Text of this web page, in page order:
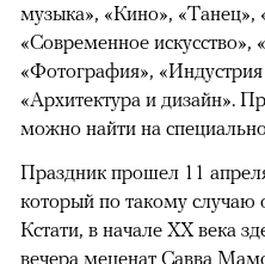
музыка», «Кино», «Танец»,
«Современное искусство»,
«Фотография»,
«Архитектура и дизайн».
можно найти на
Праздник прошел 11
который по такому случаю
Кстати, в начале XX века
вечера меценат Савва